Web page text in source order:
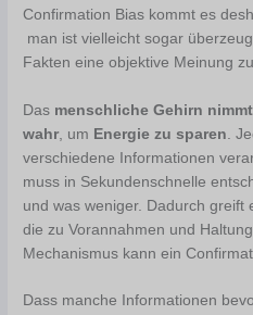
Confirmation Bias kommt es
man ist vielleicht sogar
Fakten eine objektive Meinung
Das menschliche Gehirn
wahr , um Energie zu sparen .
verschiedene Informationen
muss in Sekundenschnelle
und was weniger. Dadurch greift
die zu Vorannahmen und
Mechanismus kann ein
Dass manche Informationen